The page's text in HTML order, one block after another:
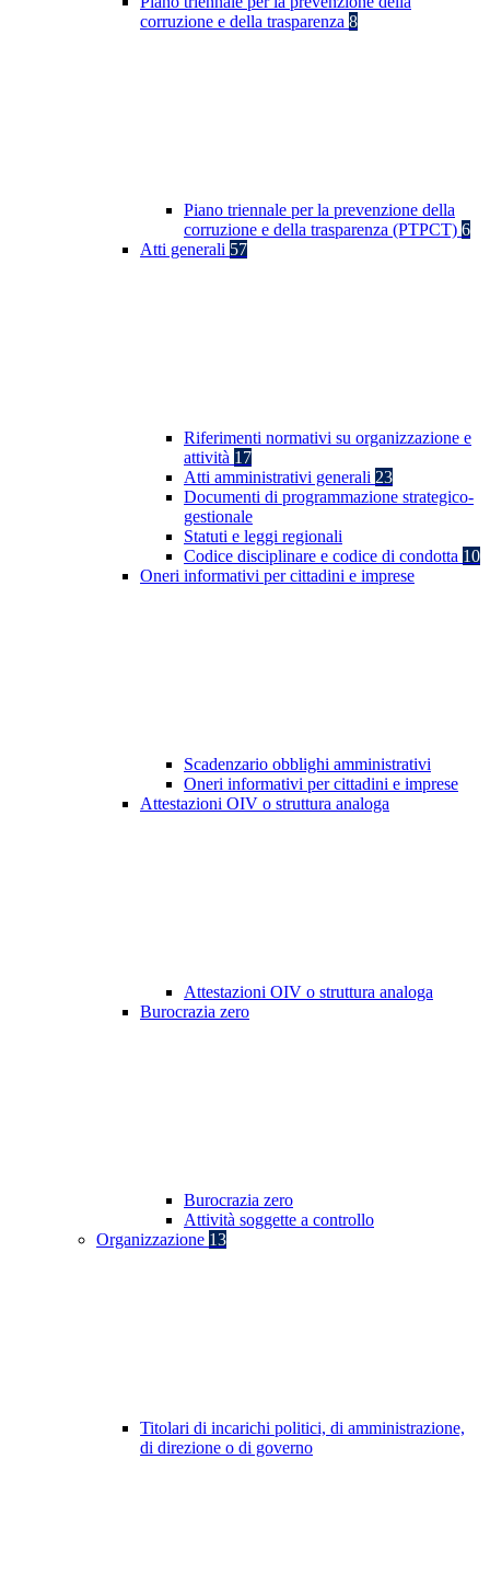
corruzione e della trasparenza 8
Piano triennale per la prevenzione della
corruzione e della trasparenza (PTPCT) 6
Atti generali 57
Riferimenti normativi su organizzazione e
attività 17
Atti amministrativi generali 23
Documenti di programmazione strategico-
gestionale
Statuti e leggi regionali
Codice disciplinare e codice di condotta 10
Oneri informativi per cittadini e imprese
Scadenzario obblighi amministrativi
Oneri informativi per cittadini e imprese
Attestazioni OIV o struttura analoga
Attestazioni OIV o struttura analoga
Burocrazia zero
Burocrazia zero
Attività soggette a controllo
Organizzazione 13
Titolari di incarichi politici, di amministrazione,
di direzione o di governo